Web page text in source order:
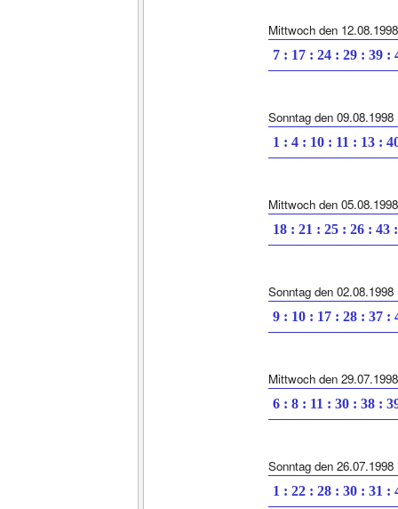
Mittwoch den 12.08.1998
7 : 17 : 24 : 29 : 39 :
Sonntag den 09.08.1998
1 : 4 : 10 : 11 : 13 :
Mittwoch den 05.08.1998
18 : 21 : 25 : 26 : 43
Sonntag den 02.08.1998
9 : 10 : 17 : 28 : 37 :
Mittwoch den 29.07.1998
6 : 8 : 11 : 30 : 38 :
Sonntag den 26.07.1998
1 : 22 : 28 : 30 : 31 :